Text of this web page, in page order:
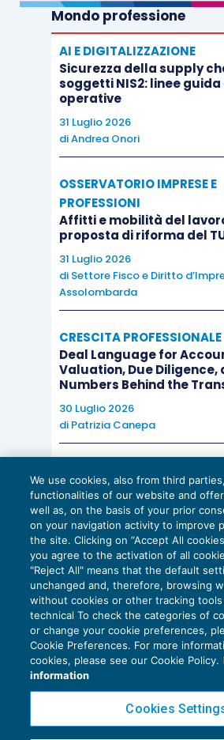
Mondo professione
AI E DIGITALIZZAZIONE
Sicurezza della supply
soggetti NIS2: linee guida
operative
31 Luglio 2026
diAndrea Onori
OSSERVATORIO IMPRESE E
PROFESSIONI
Affitti e mobilità del
proposta di riforma del
31 Luglio 2026
di Settore Fisco e Diritto
Assolombarda
CRESCITA PROFESSIONALE
Deal Language for
Valuation, Due Diligence,
Numbers Behind the
30 Luglio 2026
di Patrizia Canepa
EU AI Act e studi
scadenze concrete
27 Luglio 2026
di Diego BarberieStefano
Privacy Policy
Cookie Policy
We use cookies, also from third
functionalities of our website and
well as, on the basis of your prior
on your navigation activity to improve
the site. Clicking on “Accept All
you agree to the activation of all
"Reject All" means that the default
unchanged and, therefore, browsing
without cookies or other tracking
technical To check the categories of
or change your cookie preferences,
Cookie Preferences. For more
cookies, please see our Cookie Policy.
information
Cookies